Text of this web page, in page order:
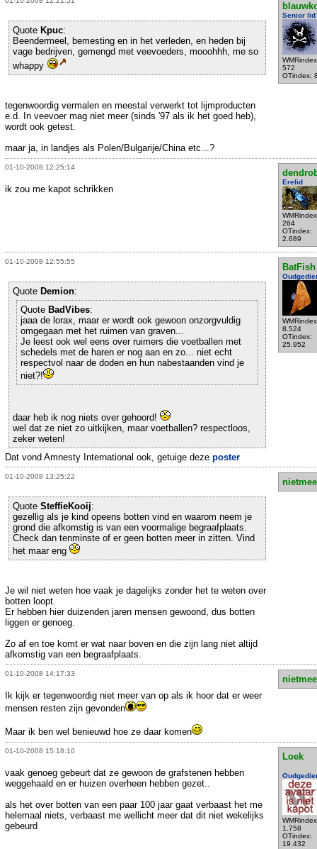
Senior lid
572
OTindex:
Quote Kpuc:
Beendermeel, bemesting en in het verleden, en heden bij
vage bedrijven, gemengd met veevoeders, mooohhh, me so
whappy
tegenwoordig vermalen en meestal verwerkt tot lijmproducten
e.d. In veevoer mag niet meer (sinds '97 als ik het goed heb),
wordt ook getest.
maar ja, in landjes als Polen/Bulgarije/China etc...?
01-10-2008 12:25:14
Erelid
264
OTindex:
2.689
ik zou me kapot schrikken
01-10-2008 12:55:55
BatFish
8.524
OTindex:
25.952
Quote Demion:
Quote BadVibes:
jaaa de lorax, maar er wordt ook gewoon onzorgvuldig
omgegaan met het ruimen van graven...
Je leest ook wel eens over ruimers die voetballen met
schedels met de haren er nog aan en zo... niet echt
respectvol naar de doden en hun nabestaanden vind je
niet?!
daar heb ik nog niets over gehoord!
wel dat ze niet zo uitkijken, maar voetballen? respectloos,
zeker weten!
Dat vond Amnesty International ook, getuige deze poster
01-10-2008 13:25:22
Quote SteffieKooij:
gezellig als je kind opeens botten vind en waarom neem je
grond die afkomstig is van een voormalige begraafplaats.
Check dan tenminste of er geen botten meer in zitten. Vind
het maar eng
Je wil niet weten hoe vaak je dagelijks zonder het te weten over
botten loopt.
Er hebben hier duizenden jaren mensen gewoond, dus botten
liggen er genoeg.
Zo af en toe komt er wat naar boven en die zijn lang niet altijd
afkomstig van een begraafplaats.
01-10-2008 14:17:33
Ik kijk er tegenwoordig niet meer van op als ik hoor dat er weer
mensen resten zijn gevonden
Maar ik ben wel benieuwd hoe ze daar komen
01-10-2008 15:18:10
Loek
1.758
OTindex:
19.432
vaak genoeg gebeurt dat ze gewoon de grafstenen hebben
weggehaald en er huizen overheen hebben gezet..
als het over botten van een paar 100 jaar gaat verbaast het me
helemaal niets, verbaast me wellicht meer dat dit niet wekelijks
gebeurd